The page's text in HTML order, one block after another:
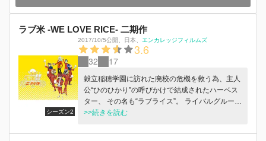
たい顔No.1”と称され若い女性から人気を集めて
いる森絵梨佳が、仕事に一途であまり、まともな
日常生活が送れない篠原さつき役は、映画「テラ
フォーマーズ」の連城マリア役や、映画「君と
100回目の恋」小原遥役など、昨今話題の映画に
しに余念のない、ゆるふわパーマ女子笠原チズル
役を、女性誌「CanCam」専属モデルから、バラ
エティ番組やグラビアとマルチに活躍する久松郁
実が務めます。 女優・モデル・グラビアなどで
ラブ米 -WE LOVE RICE- 二期作
シーズン2
2017/10/5公開 日本 エンカレッジフィルムズ
3.6
32 17
穀立稲穂学園に訪れた廃校の危機を救う為、主人
公“ひのひかり”の呼びかけで結成されたハーベス
ター、 その名も“ラブライス”。 ライバルグルー
プ“イーストキング”と食卓の人気を懸け、穀物の
った結果、お米もパンも食卓を共に盛り上げる仲
>>続きを読む